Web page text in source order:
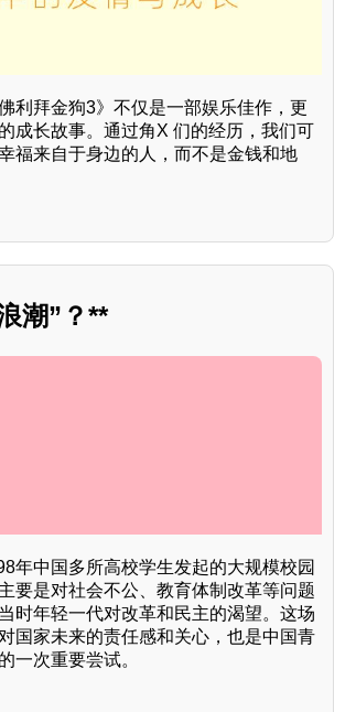
利拜金狗3》不仅是一部娱乐佳作，更
成长故事。通过角X 们的经历，我们可
福来自于身边的人，而不是金钱和地
潮”？**
年中国多所高校学生发起的大规模校园
要是对社会不公、教育体制改革等问题
时年轻一代对改革和民主的渴望。这场
国家未来的责任感和关心，也是中国青
一次重要尝试。